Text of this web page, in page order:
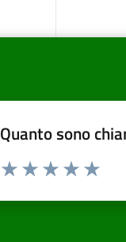
Quanto sono
Valuta da 1 a 5 stelle la pagina